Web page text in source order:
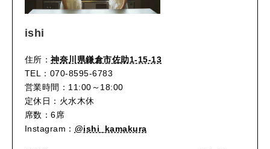
ishi
住所：神奈川県鎌倉市佐助1-15-13
TEL：070-8595-6783
営業時間：11:00～18:00
定休日：火水木休
席数：6席
Instagram： @ishi_kamakura